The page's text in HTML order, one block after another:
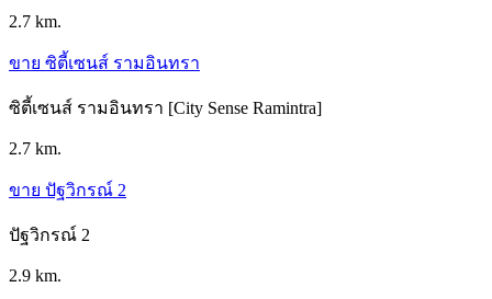
2.7 km.
ขาย ซิตี้เซนส์ รามอินทรา
ซิตี้เซนส์ รามอินทรา [City Sense Ramintra]
2.7 km.
ขาย ปัฐวิกรณ์ 2
ปัฐวิกรณ์ 2
2.9 km.